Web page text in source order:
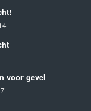
voor gevel